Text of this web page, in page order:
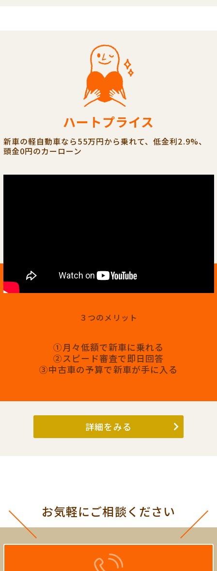
ハートプライス
新車の軽自動車なら55万円から乗れて、低金利2.9%、
頭金0円のカーローン
３つのメリット
①月々低額で新車に乗れる
②スピード審査で即日回答
③中古車の予算で新車が手に入る
詳細をみる
お気軽にご相談ください